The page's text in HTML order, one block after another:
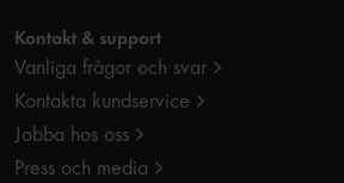
Kontakt & support
Vanliga frågor och svar
Kontakta kundservice
Jobba hos oss
Press och media